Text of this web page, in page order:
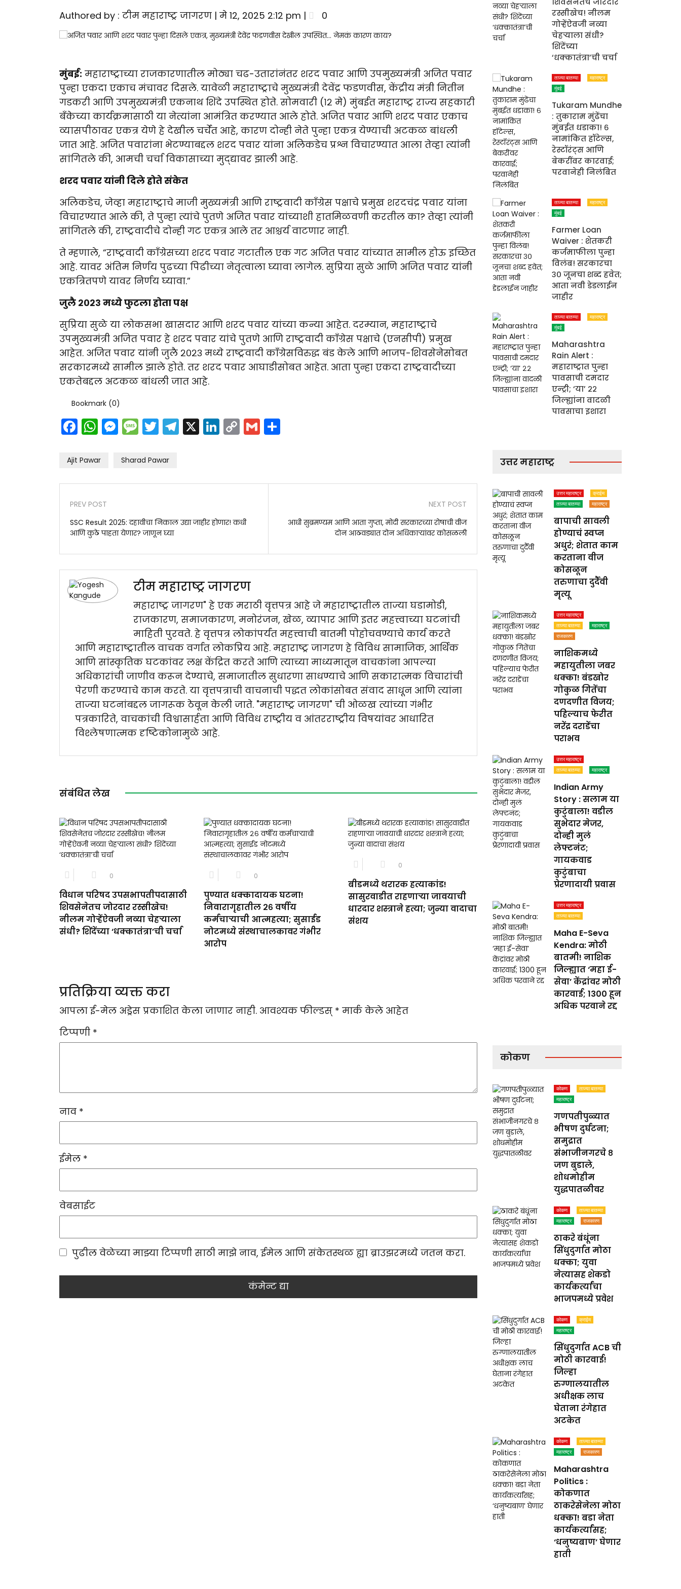
Updates
Authored by : टीम महाराष्ट्र जागरण | मे 12, 2025 2:12 pm | 0
मुंबई: महाराष्ट्राच्या राजकारणातील मोठ्या चढ-उतारांनंतर शरद पवार आणि उपमुख्यमंत्री अजित पवार
पुन्हा एकदा एकाच मंचावर दिसले. यावेळी महाराष्ट्राचे मुख्यमंत्री देवेंद्र फडणवीस, केंद्रीय मंत्री नितीन
गडकरी आणि उपमुख्यमंत्री एकनाथ शिंदे उपस्थित होते. सोमवारी (१२ मे) मुंबईत महाराष्ट्र राज्य सहकारी
बँकेच्या कार्यक्रमासाठी या नेत्यांना आमंत्रित करण्यात आले होते. अजित पवार आणि शरद पवार एकाच
व्यासपीठावर एकत्र येणे हे देखील चर्चेत आहे, कारण दोन्ही नेते पुन्हा एकत्र येण्याची अटकळ बांधली
जात आहे. अजित पवारांना भेटण्याबद्दल शरद पवार यांना अलिकडेच प्रश्न विचारण्यात आला तेव्हा त्यांनी
सांगितले की, आमची चर्चा विकासाच्या मुद्द्यावर झाली आहे.
शरद पवार यांनी दिले होते संकेत
अलिकडेच, जेव्हा महाराष्ट्राचे माजी मुख्यमंत्री आणि राष्ट्रवादी काँग्रेस पक्षाचे प्रमुख शरदचंद्र पवार यांना
विचारण्यात आले की, ते पुन्हा त्यांचे पुतणे अजित पवार यांच्याशी हातमिळवणी करतील का? तेव्हा त्यांनी
सांगितले की, राष्ट्रवादीचे दोन्ही गट एकत्र आले तर आश्चर्य वाटणार नाही.
ते म्हणाले, “राष्ट्रवादी काँग्रेसच्या शरद पवार गटातील एक गट अजित पवार यांच्यात सामील होऊ इच्छित
आहे. यावर अंतिम निर्णय पुढच्या पिढीच्या नेतृत्वाला घ्यावा लागेल. सुप्रिया सुळे आणि अजित पवार यांनी
एकत्रितपणे यावर निर्णय घ्यावा.”
जुलै २०२३ मध्ये फुटला होता पक्ष
सुप्रिया सुळे या लोकसभा खासदार आणि शरद पवार यांच्या कन्या आहेत. दरम्यान, महाराष्ट्राचे
उपमुख्यमंत्री अजित पवार हे शरद पवार यांचे पुतणे आणि राष्ट्रवादी काँग्रेस पक्षाचे (एनसीपी) प्रमुख
आहेत. अजित पवार यांनी जुलै २०२३ मध्ये राष्ट्रवादी काँग्रेसविरुद्ध बंड केले आणि भाजप-शिवसेनेसोबत
सरकारमध्ये सामील झाले होते. तर शरद पवार आघाडीसोबत आहेत. आता पुन्हा एकदा राष्ट्रवादीच्या
एकतेबद्दल अटकळ बांधली जात आहे.
Bookmark (0)
Facebook
WhatsApp
Messenger
Message
Twitter
Telegram
X LinkedIn
Copy
Link
Gmail
Ajit Pawar Sharad Pawar
PREV POST
SSC Result 2025: दहावीचा निकाल उद्या जाहीर होणार! कधी
आणि कुठे पाहता येणार? जाणून घ्या
NEXT POST
आधी सुब्रमण्यम आणि आता गुप्ता, मोदी सरकारच्या रोषाची वीज
दोन आठवड्यात दोन अधिकाऱ्यांवर कोसळली
टीम महाराष्ट्र जागरण
महाराष्ट्र जागरण" हे एक मराठी वृत्तपत्र आहे जे महाराष्ट्रातील ताज्या घडामोडी,
राजकारण, समाजकारण, मनोरंजन, खेळ, व्यापार आणि इतर महत्त्वाच्या घटनांची
माहिती पुरवते. हे वृत्तपत्र लोकांपर्यंत महत्त्वाची बातमी पोहोचवण्याचे कार्य करते
आणि महाराष्ट्रातील वाचक वर्गात लोकप्रिय आहे. महाराष्ट्र जागरण हे विविध सामाजिक, आर्थिक
आणि सांस्कृतिक घटकांवर लक्ष केंद्रित करते आणि त्याच्या माध्यमातून वाचकांना आपल्या
अधिकारांची जाणीव करून देण्याचे, समाजातील सुधारणा साधण्याचे आणि सकारात्मक विचारांची
पेरणी करण्याचे काम करते. या वृत्तपत्राची वाचनाची पद्धत लोकांसोबत संवाद साधून आणि त्यांना
ताज्या घटनांबद्दल जागरूक ठेवून केली जाते. "महाराष्ट्र जागरण" ची ओळख त्यांच्या गंभीर
पत्रकारिते, वाचकांची विश्वासार्हता आणि विविध राष्ट्रीय व आंतरराष्ट्रीय विषयांवर आधारित
विश्लेषणात्मक दृष्टिकोनामुळे आहे.
संबंधित लेख
0
विधान परिषद उपसभापतीपदासाठी
शिवसेनेतच जोरदार रस्सीखेच!
नीलम गोऱ्हेंऐवजी नव्या चेहऱ्याला
संधी? शिंदेंच्या ‘धक्कातंत्रा’ची चर्चा
0
पुण्यात धक्कादायक घटना!
निवारागृहातील २६ वर्षीय
कर्मचाऱ्याची आत्महत्या; सुसाईड
नोटमध्ये संस्थाचालकावर गंभीर
आरोप
0
बीडमध्ये थरारक हत्याकांड!
सासुरवाडीत राहणाऱ्या जावयाची
धारदार शस्त्राने हत्या; जुन्या वादाचा
संशय
प्रतिक्रिया व्यक्त करा
आपला ई-मेल अड्रेस प्रकाशित केला जाणार नाही. आवश्यक फील्डस् * मार्क केले आहेत
टिप्पणी *
नाव *
ईमेल *
वेबसाईट
पुढील वेळेच्या माझ्या टिप्पणी साठी माझे नाव, ईमेल आणि संकेतस्थळ ह्या ब्राउझरमध्ये जतन करा.
रस्सीखेच! नीलम
गोऱ्हेंऐवजी नव्या
चेहऱ्याला संधी?
शिंदेंच्या
‘धक्कातंत्रा’ची चर्चा
ताज्या बातम्या
महाराष्ट्र
मुंबई
Tukaram Mundhe
: तुकाराम मुंढेंचा
मुंबईत धडाका! ६
नामांकित हॉटेल्स,
रेस्टॉरंट्स आणि
बेकरींवर कारवाई;
परवानेही निलंबित
ताज्या बातम्या
महाराष्ट्र
मुंबई
Farmer Loan
Waiver : शेतकरी
कर्जमाफीला पुन्हा
विलंब! सरकारचा
३० जूनचा शब्द हवेत;
आता नवी डेडलाईन
जाहीर
ताज्या बातम्या
महाराष्ट्र
मुंबई
Maharashtra
Rain Alert :
महाराष्ट्रात पुन्हा
पावसाची दमदार
एन्ट्री; ‘या’ २२
जिल्ह्यांना वादळी
पावसाचा इशारा
उत्तर महाराष्ट्र
उत्तर महाराष्ट्र
क्राईम
ताज्या बातम्या
महाराष्ट्र
बापाची सावली
होण्याचं स्वप्न
अधुरं; शेतात काम
करताना वीज
कोसळून
तरुणाचा दुर्दैवी
मृत्यू
उत्तर महाराष्ट्र
ताज्या बातम्या
महाराष्ट्र
राजकारण
नाशिकमध्ये
महायुतीला जबर
धक्का! बंडखोर
गोकुळ गितेंचा
दणदणीत विजय;
पहिल्याच फेरीत
नरेंद्र दराडेंचा
पराभव
उत्तर महाराष्ट्र
ताज्या बातम्या
महाराष्ट्र
Indian Army
Story : सलाम या
कुटुंबाला! वडील
सुभेदार मेजर,
दोन्ही मुलं
लेफ्टनंट;
गायकवाड
कुटुंबाचा
प्रेरणादायी प्रवास
उत्तर महाराष्ट्र
ताज्या बातम्या
Maha E-Seva
Kendra: मोठी
बातमी! नाशिक
जिल्ह्यात ‘महा ई-
सेवा’ केंद्रांवर मोठी
कारवाई; 1300 हून
अधिक परवाने रद्द
कोकण
कोकण
ताज्या बातम्या
महाराष्ट्र
गणपतीपुळ्यात
भीषण दुर्घटना;
समुद्रात
संभाजीनगरचे ८
जण बुडाले,
शोधमोहीम
युद्धपातळीवर
कोकण
ताज्या बातम्या
महाराष्ट्र
राजकारण
ठाकरे बंधूंना
सिंधुदुर्गात मोठा
धक्का; युवा
नेत्यासह शेकडो
कार्यकर्त्यांचा
भाजपमध्ये प्रवेश
कोकण
क्राईम
महाराष्ट्र
सिंधुदुर्गात ACB ची
मोठी कारवाई!
जिल्हा
रुग्णालयातील
अधीक्षक लाच
घेताना रंगेहात
अटकेत
कोकण
ताज्या बातम्या
महाराष्ट्र
राजकारण
Maharashtra
Politics :
कोकणात
ठाकरेसेनेला मोठा
धक्का! बडा नेता
कार्यकर्त्यांसह;
‘धनुष्यबाण’ घेणार
हाती